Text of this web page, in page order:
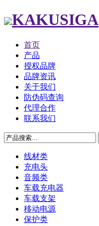
KAKUSIGA
首页
产品
授权品牌
品牌资讯
关于我们
防伪码查询
代理合作
联系我们
线材类
充电头
音频类
车载充电器
车载支架
移动电源
保护类